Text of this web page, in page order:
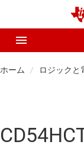
ホーム ロジックと